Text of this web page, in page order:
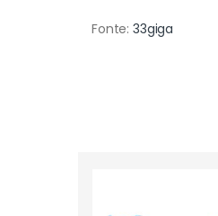
Fonte:33giga